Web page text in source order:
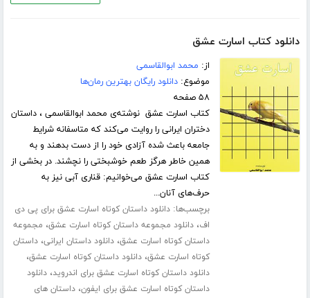
دانلود کتاب اسارت عشق
از: محمد ابوالقاسمی
موضوع:دانلود رایگان بهترین رمان‌ها
۵۸ صفحه
کتاب اسارت عشق نوشته‌ی محمد ابوالقاسمی ، داستان
دختران ایرانی را روایت می‌کند که متاسفانه شرایط
جامعه باعث شده آزادی خود را از دست بدهند و به
همین خاطر هرگز طعم خوشبختی را نچشند. در بخشی از
کتاب اسارت عشق می‌خوانیم: قناری آبی نیز به
حرف‌های آنان...
برچسب‌ها:دانلود داستان کوتاه اسارت عشق برای پی دی
اف،دانلود مجموعه داستان کوتاه اسارت عشق، مجموعه
داستان کوتاه اسارت عشق،دانلود داستان ایرانی،داستان
کوتاه اسارت عشق،دانلود داستان کوتاه اسارت عشق،
دانلود داستان کوتاه اسارت عشق برای اندروید،دانلود
داستان کوتاه اسارت عشق برای ایفون،داستان های